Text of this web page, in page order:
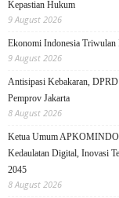
Kepastian Hukum
9 August 2026
Ekonomi Indonesia
9 August 2026
Antisipasi Kebakaran,
Pemprov Jakarta
8 August 2026
Ketua Umum
Kedaulatan Digital, Inovasi
2045
8 August 2026